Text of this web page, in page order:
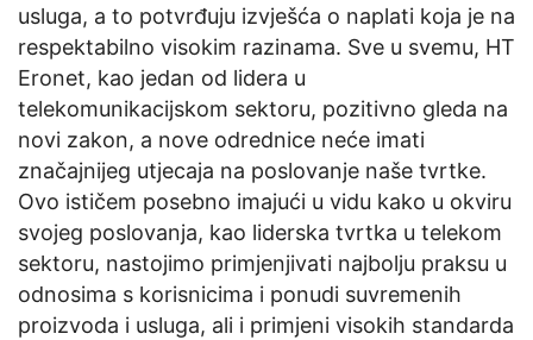
usluga, a to potvrđuju izvješća o naplati koja je na
respektabilno visokim razinama. Sve u svemu, HT
Eronet, kao jedan od lidera u
telekomunikacijskom sektoru, pozitivno gleda na
novi zakon, a nove odrednice neće imati
značajnijeg utjecaja na poslovanje naše tvrtke.
Ovo ističem posebno imajući u vidu kako u okviru
svojeg poslovanja, kao liderska tvrtka u telekom
sektoru, nastojimo primjenjivati najbolju praksu u
odnosima s korisnicima i ponudi suvremenih
proizvoda i usluga, ali i primjeni visokih standarda